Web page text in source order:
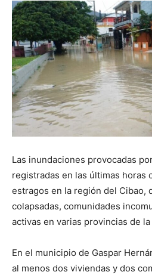
Las inundaciones provocadas
registradas en las últimas horas
estragos en la región del Cibao,
colapsadas, comunidades
activas en varias provincias de
En el municipio de Gaspar
al menos dos viviendas y dos